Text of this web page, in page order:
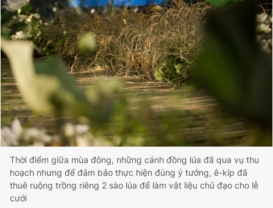
Thời điểm giữa mùa đông, những cánh đồng lúa đã qua vụ thu
hoạch nhưng để đảm bảo thực hiện đúng ý tưởng, ê-kíp đã
thuê ruộng trồng riêng 2 sào lúa để làm vật liệu chủ đạo cho lễ
cưới